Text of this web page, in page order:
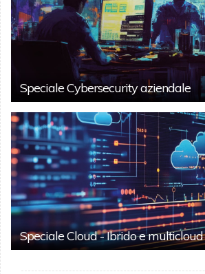
Speciale Cybersecurity aziendale
Speciale Cloud - Ibrido e